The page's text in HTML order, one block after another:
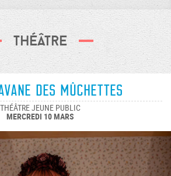
Théâtre
des Mûchettes
THÉÂTRE JEUNE PUBLIC
MERCREDI 10 MARS